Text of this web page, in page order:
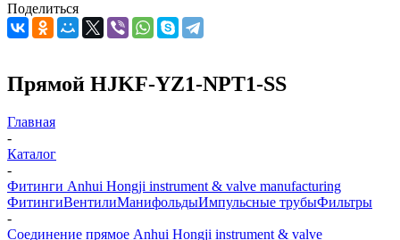
Поделиться
Прямой HJKF-YZ1-NPT1-SS
Главная
-
Каталог
-
Фитинги Anhui Hongji instrument & valve manufacturing
ФитингиВентилиМанифольдыИмпульсные трубыФильтры
-
Соединение прямое Anhui Hongji instrument & valve